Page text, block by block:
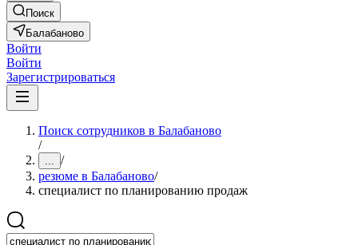
Поиск
Балабаново
Войти
Войти
Зарегистрироваться
Поиск сотрудников в Балабаново
/
... /
резюме в Балабаново/
специалист по планированию продаж